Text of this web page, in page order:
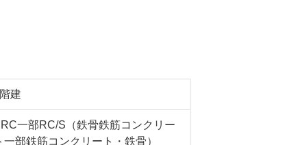
建
一部RC/S（鉄骨鉄筋コンクリー
一部鉄筋コンクリート・鉄骨）